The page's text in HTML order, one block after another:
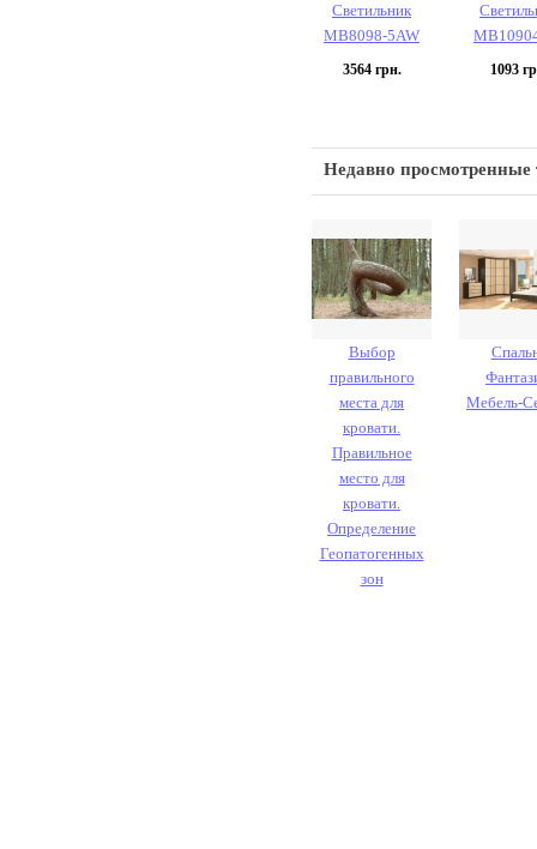
Светильник
MB8098-5AW
3564грн. 1093
Недавно просмотренные
Выбор
правильного
места для
кровати.
Правильное
место для
кровати.
Определение
Геопатогенных
зон
Мебель-